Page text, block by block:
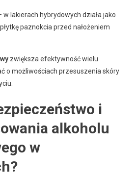
w lakierach hybrydowych działa jako
paznokcia przed nałożeniem
zwiększa efektywność wielu
o możliwościach przesuszenia skóry
i
alkoholu
w